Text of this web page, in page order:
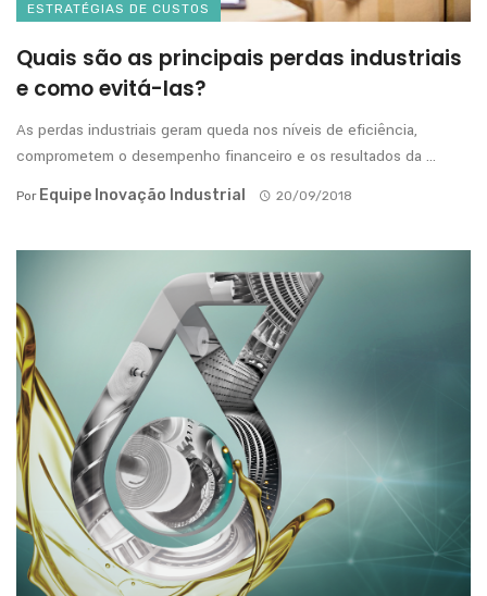
ESTRATÉGIAS DE CUSTOS
Quais são as principais perdas industriais
e como evitá-las?
As perdas industriais geram queda nos níveis de eficiência,
comprometem o desempenho financeiro e os resultados da ...
Por Equipe Inovação Industrial 20/09/2018